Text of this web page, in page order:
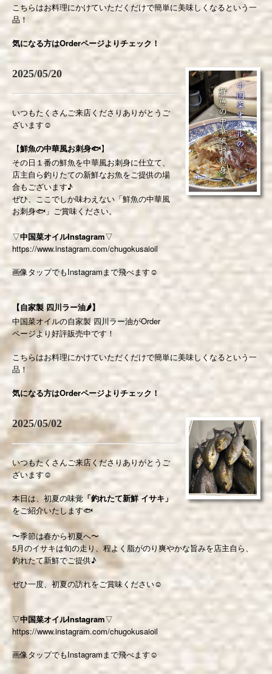
こちらはお料理にかけていただくだけで簡単に美味しくなるという一
品！
気になる方はOrderページよりチェック！
2025/05/20
いつもたくさんご来店くださりありがとうご
ざいます☺️
【鮮魚の中華風お刺身🐟】
その日１番の鮮魚を中華風お刺身に仕立て、
店主自ら釣りたての新鮮なお魚をご提供の場
合もございます♪
ぜひ、ここでしか味わえない「鮮魚の中華風
お刺身🐟」ご賞味ください。
▽中国菜オイルInstagram▽
https://www.instagram.com/chugokusaioil
画像タップでもInstagramまで飛べます☺️
【自家製 四川ラー油🌶】
中国菜オイルの自家製 四川ラー油がOrder
ページより好評販売中です！
こちらはお料理にかけていただくだけで簡単に美味しくなるという一
品！
気になる方はOrderページよりチェック！
2025/05/02
いつもたくさんご来店くださりありがとうご
ざいます☺️
本日は、初夏の味覚 「釣れたて新鮮 イサキ」
をご紹介いたします🐟
〜季節は春から初夏へ〜
5月のイサキは旬の走り、程よく脂がのり爽やかな旨みを店主自ら、
釣れたて新鮮でご提供♪
ぜひ一度、初夏の訪れをご賞味ください☺️
▽中国菜オイルInstagram▽
https://www.instagram.com/chugokusaioil
画像タップでもInstagramまで飛べます☺️